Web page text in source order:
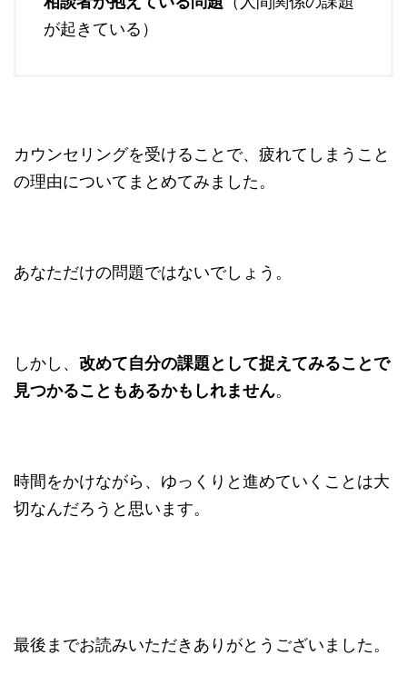
が起きている）
カウンセリングを受けることで、疲れてしまうこと
の理由についてまとめてみました。
あなただけの問題ではないでしょう。
しかし、 改めて自分の課題として捉えてみることで
見つかることもあるかもしれません。
時間をかけながら、ゆっくりと進めていくことは大
切なんだろうと思います。
最後までお読みいただきありがとうございました。